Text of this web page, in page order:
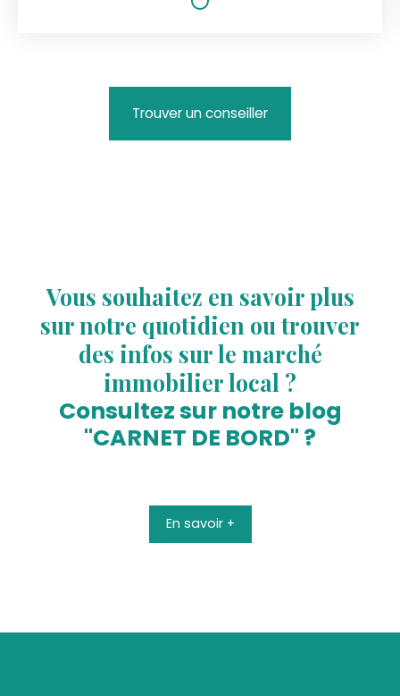
Trouver un conseiller
Vous souhaitez en savoir plus
sur notre quotidien ou trouver
des infos sur le marché
immobilier local ?
Consultezsur notre blog
"CARNET DE BORD" ?
En savoir +